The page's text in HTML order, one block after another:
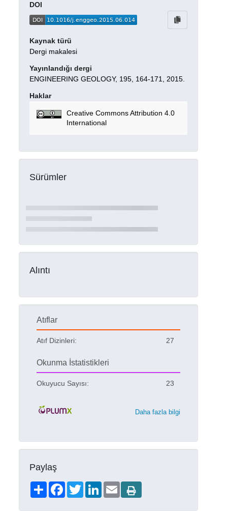
DOI
Kaynak türü
Dergi makalesi
Yayınlandığı dergi
ENGINEERING GEOLOGY, 195, 164-171, 2015.
Haklar
Creative Commons Attribution 4.0
International
Sürümler
Alıntı
Atıflar
Atıf Dizinleri: 27
Okunma İstatistikleri
Okuyucu Sayısı: 23
Daha fazla bilgi
Paylaş
ShareFacebookTwitterLinkedIn
Email